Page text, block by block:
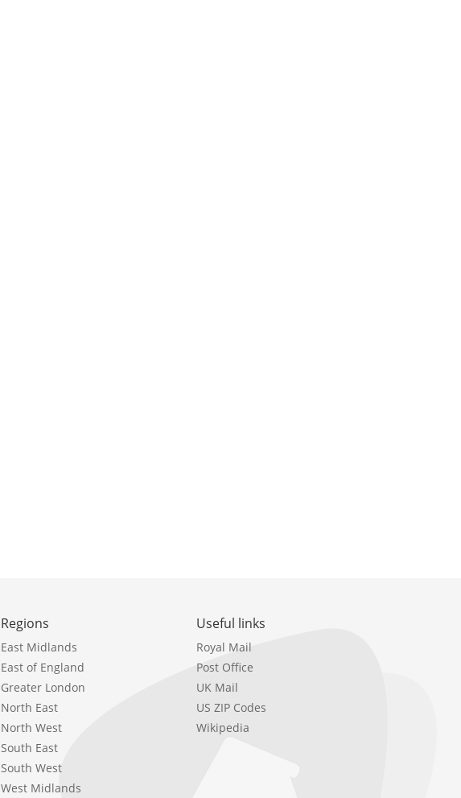
Regions
East Midlands
East of England
Greater London
North East
North West
South East
South West
West Midlands
Useful links
Royal Mail
Post Office
UK Mail
US ZIP Codes
Wikipedia